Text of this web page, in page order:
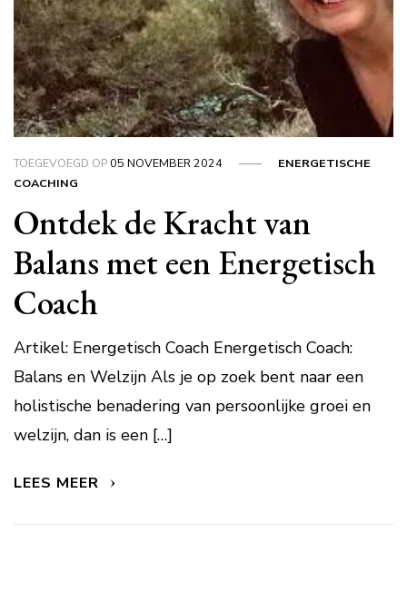
TOEGEVOEGD OP05 NOVEMBER 2024
ENERGETISCHE
COACHING
Ontdek de Kracht van
Balans met een Energetisch
Coach
Artikel: Energetisch Coach Energetisch Coach:
Balans en Welzijn Als je op zoek bent naar een
holistische benadering van persoonlijke groei en
welzijn, dan is een […]
LEES MEER